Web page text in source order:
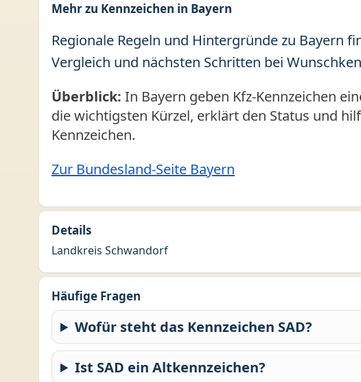
Mehr zu Kennzeichen in Bayern
Regionale Regeln und Hintergründe zu Bayern
Vergleich und nächsten Schritten bei
Überblick: In Bayern geben Kfz-Kennzeichen
die wichtigsten Kürzel, erklärt den Status und
Kennzeichen.
Zur Bundesland-Seite Bayern
Details
Landkreis Schwandorf
Häufige Fragen
Wofür steht das Kennzeichen SAD?
Ist SAD ein Altkennzeichen?